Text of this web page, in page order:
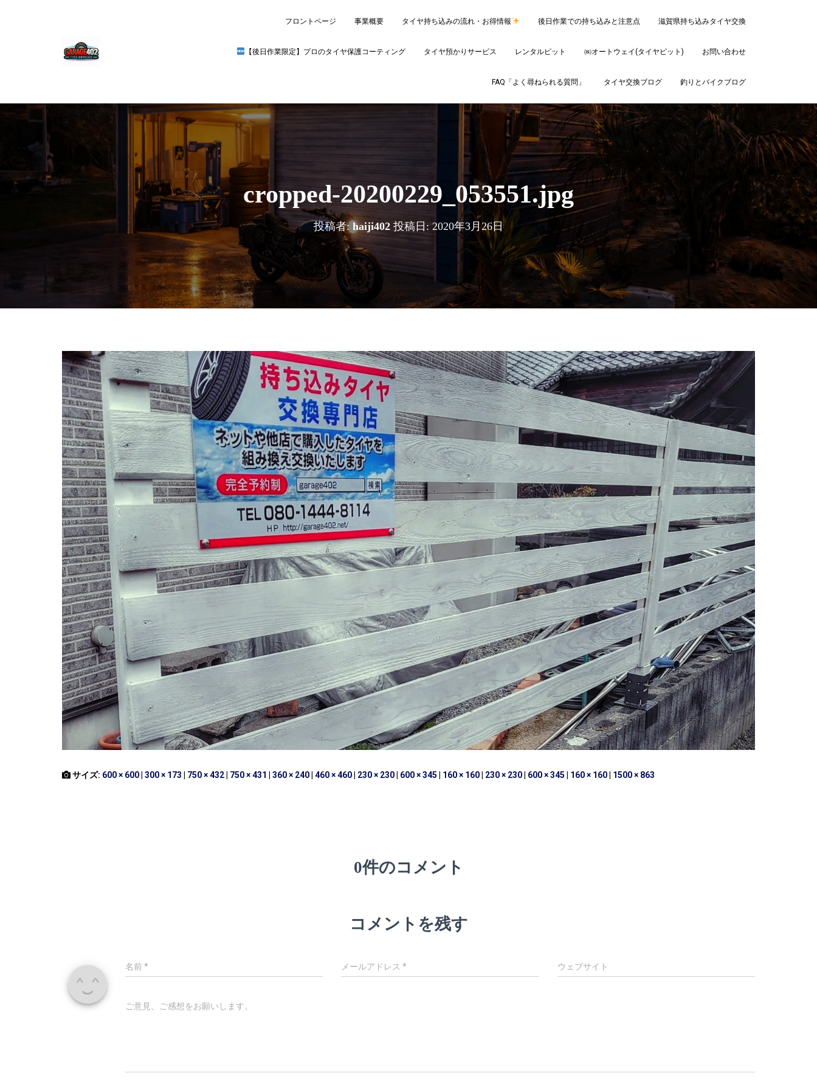
フロントページ 事業概要 タイヤ持ち込みの流れ・お得情報 後日作業での持ち込みと注意点 滋賀県持ち込みタイヤ交換
【後日作業限定】プロのタイヤ保護コーティング タイヤ預かりサービス レンタルピット ㈱オートウェイ(タイヤピット) お問い合わせ
FAQ「よく尋ねられる質問」 タイヤ交換ブログ 釣りとバイクブログ
cropped-20200229_053551.jpg
投稿者: haiji402 投稿日: 2020年3月26日
サイズ: 600 × 600 300 × 173 750 × 432 750 × 431 360 × 240 460 × 460 230 × 230 600 × 345 160 × 160 230 × 230 600 × 345 160 × 160 1500 × 863
0件のコメント
コメントを残す
名前* メールアドレス* ウェブサイト
ご意見、ご感想をお願いします。